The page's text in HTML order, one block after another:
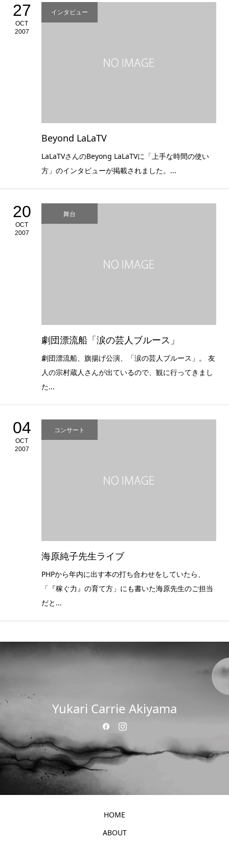
27
OCT
2007
インタビュー
Beyond LaLaTV
LaLaTVさんのBeyong LaLaTVに「上手な時間の使い
方」のインタビューが掲載されました。...
20
OCT
2007
舞台
劇団漂流船「涙の芸人ブルース」
劇団漂流船、旗揚げ公演、「涙の芸人ブルース」。 友
人の宗村蔵人さんが出ているので、観に行ってきまし
た...
04
OCT
2007
コンサート
海原純子先生ライブ
PHPから年内に出す本の打ち合わせをしていたら、
「『稼ぐ力』の育て方」にも書いた海原先生のご担当
だと...
Yukari Carrie Akiyama
HOME
ABOUT